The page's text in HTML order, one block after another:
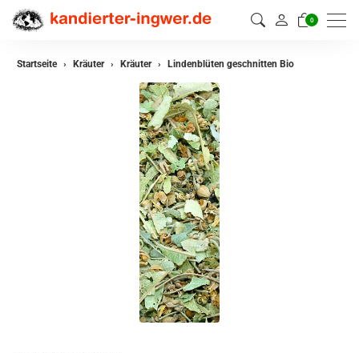
0
zurück
Startseite Kräuter Kräuter Lindenblüten geschnitten Bio